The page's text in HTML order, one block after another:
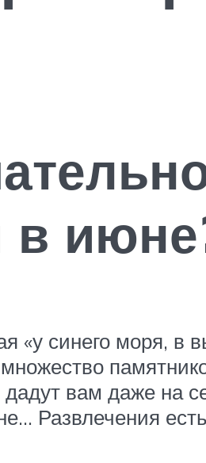
в
«у синего моря,
вам даже на
Развлечения